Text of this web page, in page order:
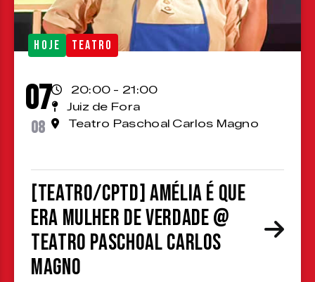
HOJE TEATRO
07
08
20:00 - 21:00
Juiz de Fora
Teatro Paschoal Carlos Magno
[TEATRO/CPTD] Amélia é que
era mulher de verdade @
Teatro Paschoal Carlos
Magno